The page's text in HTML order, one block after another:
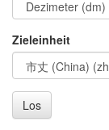
Zieleinheit
Los